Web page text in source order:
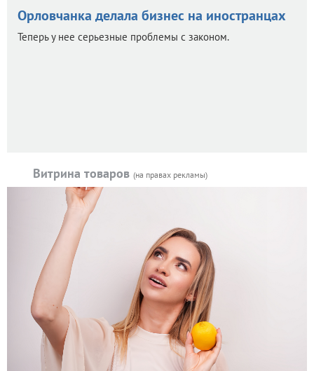
Орловчанка делала бизнес на иностранцах
Теперь у нее серьезные проблемы с законом.
Витрина товаров (на правах рекламы)